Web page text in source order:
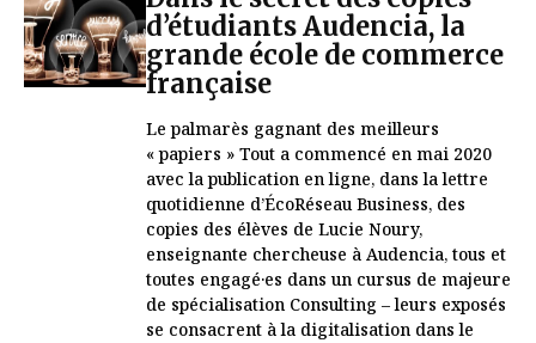
d’étudiants Audencia, la
grande école de commerce
française
Le palmarès gagnant des meilleurs
« papiers » Tout a commencé en mai 2020
avec la publication en ligne, dans la lettre
quotidienne d’ÉcoRéseau Business, des
copies des élèves de Lucie Noury,
enseignante chercheuse à Audencia, tous et
toutes engagé·es dans un cursus de majeure
de spécialisation Consulting – leurs exposés
se consacrent à la digitalisation dans le